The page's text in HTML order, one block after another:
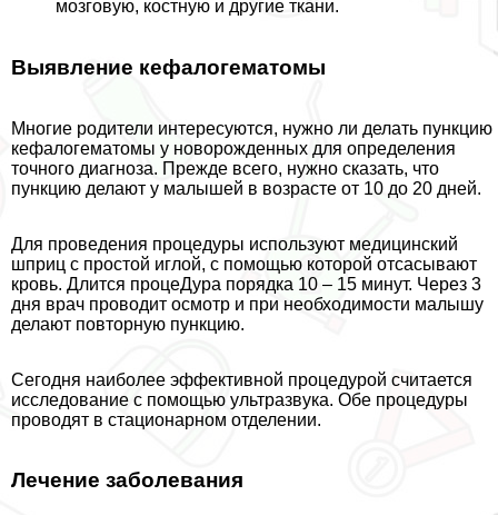
мозговую, костную и другие ткани.
Выявление кефалогематомы
Многие родители интересуются, нужно ли делать пункцию
кефалогематомы у новорожденных для определения
точного диагноза. Прежде всего, нужно сказать, что
пункцию делают у малышей в возрасте от 10 до 20 дней.
Для проведения процедуры используют медицинский
шприц с простой иглой, с помощью которой отсасывают
кровь. Длится процеДypa порядка 10 – 15 минут. Через 3
дня врач проводит осмотр и при необходимости малышу
делают повторную пункцию.
Сегодня наиболее эффективной процедурой считается
исследование с помощью ультразвука. Обе процедуры
проводят в стационарном отделении.
Лечение заболевания